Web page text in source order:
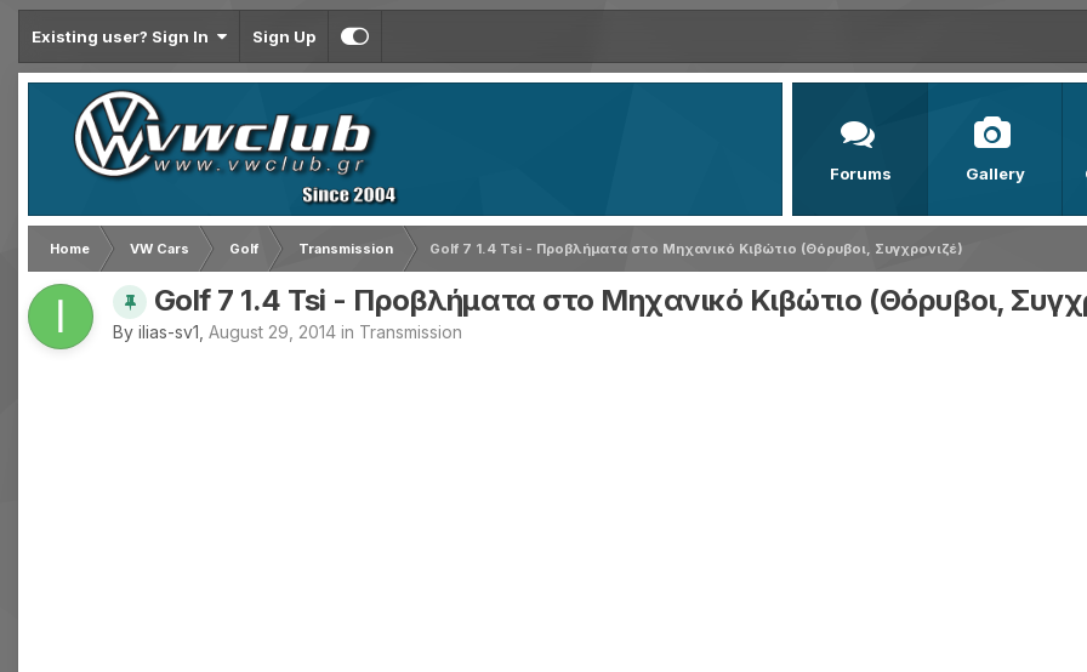
Existing user? Sign In Sign Up
Forums Gallery
Home VW Cars Golf Transmission Golf 7 1.4 Tsi - Προβλήματα στο Μηχανικό Κιβώτιο (Θόρυβοι, Συγχρονιζέ)
Golf 7 1.4 Tsi - Προβλήματα στο Μηχανικό Κιβώτιο (Θόρυβοι,
By ilias-sv1, August 29, 2014 in Transmission